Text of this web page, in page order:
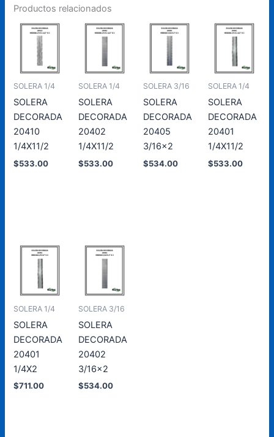
Productos relacionados
SOLERA 1/4
SOLERA
DECORADA
20410
1/4X11/2
$533.00
SOLERA 1/4
SOLERA
DECORADA
20402
1/4X11/2
$533.00
SOLERA 3/16
SOLERA
DECORADA
20405
3/16×2
$534.00
SOLERA 1/4
SOLERA
DECORADA
20401
1/4X11/2
$533.00
SOLERA 1/4
SOLERA
DECORADA
20401
1/4X2
$711.00
SOLERA 3/16
SOLERA
DECORADA
20402
3/16×2
$534.00